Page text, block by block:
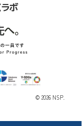
© 2026 NSP.